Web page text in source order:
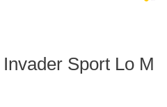
Sport Lo M